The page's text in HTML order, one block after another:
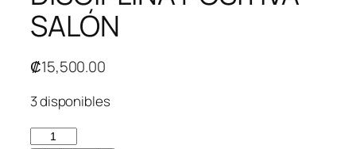
SALÓN
₡15,500.00
3 disponibles